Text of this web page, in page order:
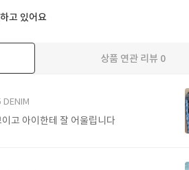
고 있어요
상품 연관 리뷰 0
고 아이한테 잘 어울립니다